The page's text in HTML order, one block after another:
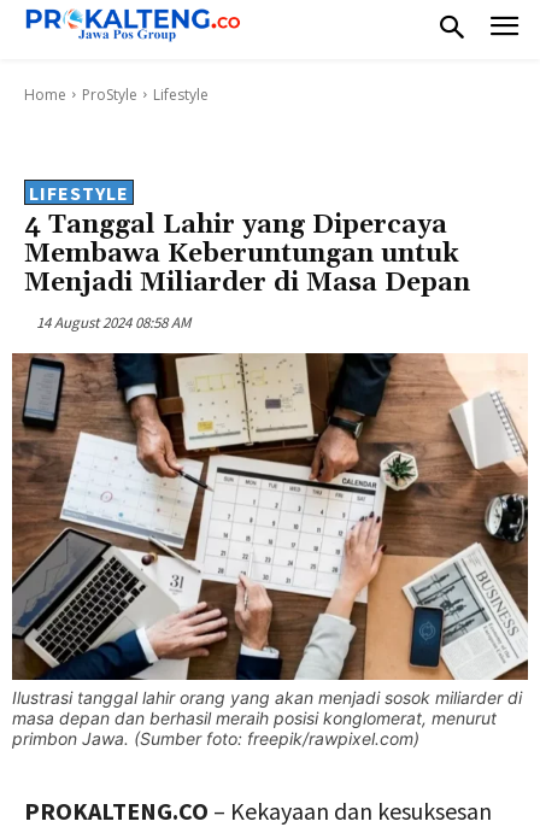
Home ProStyle Lifestyle
LIFESTYLE
4 Tanggal Lahir yang Dipercaya
Membawa Keberuntungan untuk
Menjadi Miliarder di Masa Depan
14 August 2024 08:58 AM
Ilustrasi tanggal lahir orang yang akan menjadi sosok miliarder di
masa depan dan berhasil meraih posisi konglomerat, menurut
primbon Jawa. (Sumber foto: freepik/rawpixel.com)
PROKALTENG.CO – Kekayaan dan kesuksesan